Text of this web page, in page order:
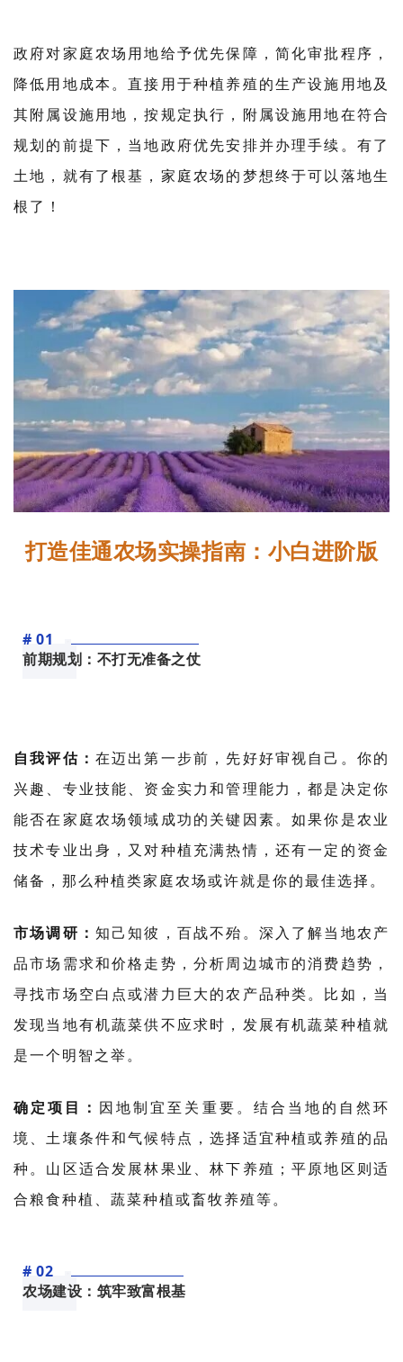
政府对家庭农场用地给予优先保障，简化审批程序，
降低用地成本。直接用于种植养殖的生产设施用地及
其附属设施用地，按规定执行，附属设施用地在符合
规划的前提下，当地政府优先安排并办理手续。有了
土地，就有了根基，家庭农场的梦想终于可以落地生
根了！
打造佳通农场实操指南：小白进阶版
# 01
前期规划：不打无准备之仗
自我评估： 在迈出第一步前，先好好审视自己。你的
兴趣、专业技能、资金实力和管理能力，都是决定你
能否在家庭农场领域成功的关键因素。如果你是农业
技术专业出身，又对种植充满热情，还有一定的资金
储备，那么种植类家庭农场或许就是你的最佳选择。
市场调研： 知己知彼，百战不殆。深入了解当地农产
品市场需求和价格走势，分析周边城市的消费趋势，
寻找市场空白点或潜力巨大的农产品种类。比如，当
发现当地有机蔬菜供不应求时，发展有机蔬菜种植就
是一个明智之举。
确定项目：
因地制宜至关重要。结合当地的自然环
境、土壤条件和气候特点，选择适宜种植或养殖的品
种。山区适合发展林果业、林下养殖；平原地区则适
合粮食种植、蔬菜种植或畜牧养殖等。
# 02
农场建设：筑牢致富根基